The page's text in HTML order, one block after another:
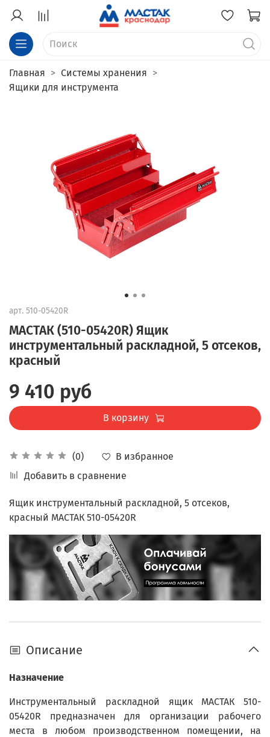
Главная
Системы хранения
Ящики для инструмента
арт. 510-05420R
МАСТАК (510-05420R) Ящик
инструментальный раскладной, 5 отсеков,
красный
(0)
В избранное
Добавить в сравнение
9 410 руб
В корзину
Ящик инструментальный раскладной, 5 отсеков,
красный МАСТАК 510-05420R
Описание
Назначение
Инструментальный раскладной ящик МАСТАК 510-
05420R предназначен для организации рабочего
места в любом производственном помещении, на